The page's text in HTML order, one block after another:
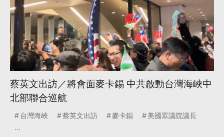
蔡英文出訪／將會面麥卡錫 中共啟動台灣海峽中
北部聯合巡航
台灣海峽 蔡英文出訪 麥卡錫
美國眾議院議長
...